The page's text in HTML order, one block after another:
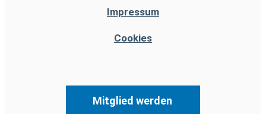
Impressum
Cookies
Mitglied werden